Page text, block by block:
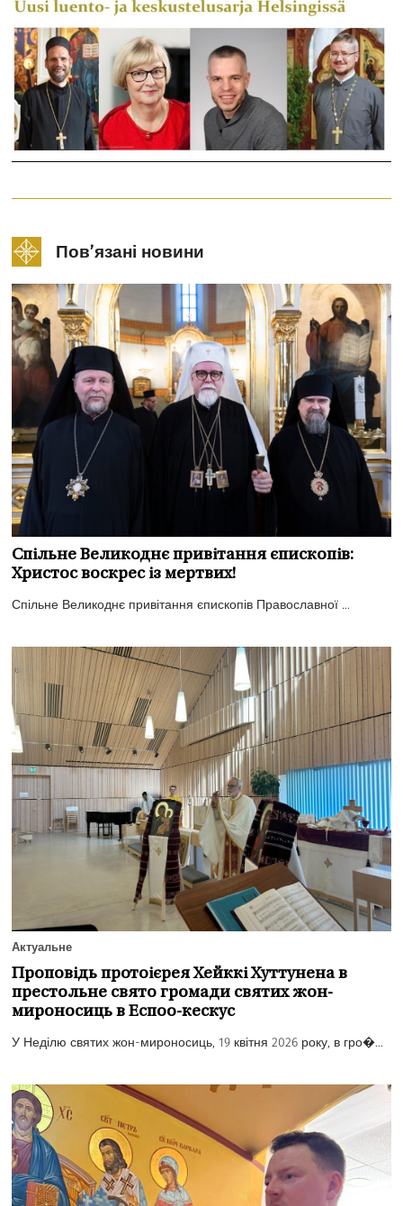
Пов’язані новини
Спільне Великоднє привітання єпископів:
Христос воскрес із мертвих!
Спільне Великоднє привітання єпископів Православної ...
Актуальне
Проповідь протоієрея Хейккі Хуттунена в
престольне свято громади святих жон-
мироносиць в Еспоо-кескус
У Неділю святих жон-мироносиць, 19 квітня 2026 року, в гро�...